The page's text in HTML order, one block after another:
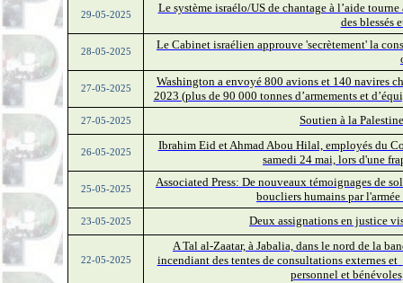
29-05-2025
Le système israélo/US de chantage à l’aide
des blessés
28-05-2025
Le Cabinet israélien approuve 'secrètement' la
27-05-2025
Washington a envoyé 800 avions et 140 navires
2023 (plus de 90 000 tonnes d’armements et
27-05-2025 Soutien à la
26-05-2025
Ibrahim Eid et Ahmad Abou Hilal, employés du
samedi 24 mai, lors d'une
25-05-2025
Associated Press: De nouveaux témoignages de
boucliers humains par
23-05-2025 Deux assignations en justice
22-05-2025
A Tal al-Zaatar, à Jabalia, dans le nord de la
incendiant des tentes de consultations externes et
personnel et